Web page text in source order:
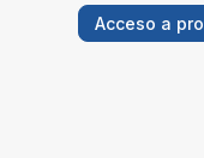
Acceso a